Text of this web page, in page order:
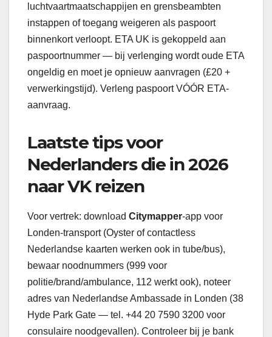
luchtvaartmaatschappijen en grensbeambten
instappen of toegang weigeren als paspoort
binnenkort verloopt. ETA UK is gekoppeld aan
paspoortnummer — bij verlenging wordt oude ETA
ongeldig en moet je opnieuw aanvragen (£20 +
verwerkingstijd). Verleng paspoort VÓÓR ETA-
aanvraag.
Laatste tips voor
Nederlanders die in 2026
naar VK reizen
Voor vertrek: download Citymapper-app voor
Londen-transport (Oyster of contactless
Nederlandse kaarten werken ook in tube/bus),
bewaar noodnummers (999 voor
politie/brand/ambulance, 112 werkt ook), noteer
adres van Nederlandse Ambassade in Londen (38
Hyde Park Gate — tel. +44 20 7590 3200 voor
consulaire noodgevallen). Controleer bij je bank